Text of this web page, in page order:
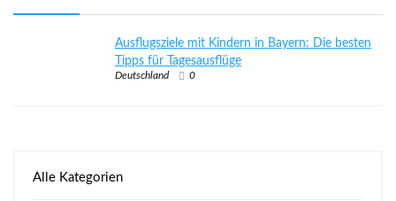
Ausflugsziele mit Kindern in Bayern: Die besten
Tipps für Tagesausflüge
Deutschland 0
Alle Kategorien